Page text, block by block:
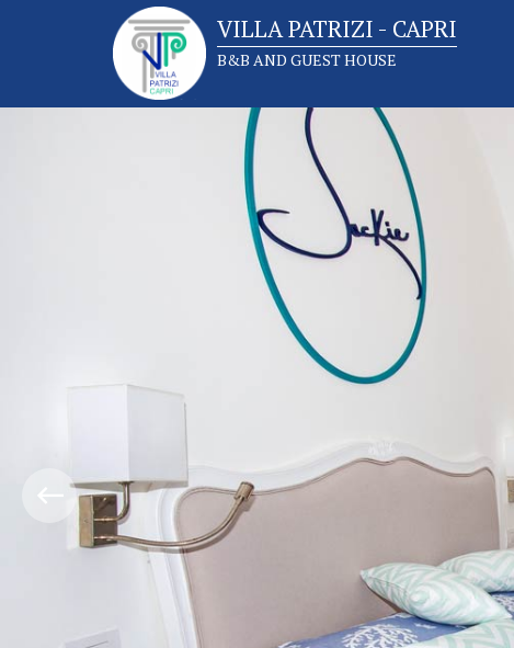
VILLA PATRIZI - CAPRI
B&B AND GUEST HOUSE